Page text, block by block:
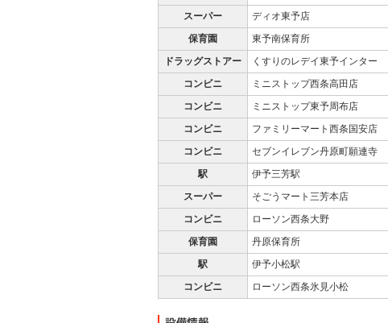
スーパー
ディオ東予店
保育園
東予南保育所
ドラッグストアー
くすりのレデイ東予インター
コンビニ
ミニストップ西条高田店
コンビニ
ミニストップ東予周布店
コンビニ
ファミリーマート西条国安店
コンビニ
セブンイレブン丹原町願連寺
駅
伊予三芳駅
スーパー
そごうマート三芳本店
コンビニ
ローソン西条大野
保育園
丹原保育所
駅
伊予小松駅
コンビニ
ローソン西条氷見小松